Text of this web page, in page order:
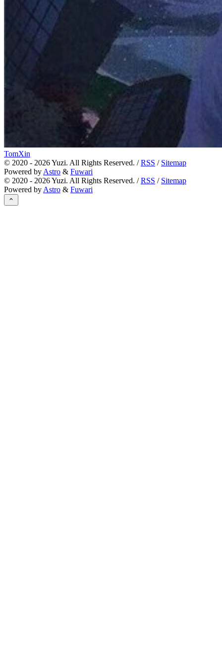
TomXin
© 2020 - 2026Yuzi. All Rights Reserved. /RSS / Sitemap
Powered by Astro & Fuwari
© 2020 - 2026Yuzi. All Rights Reserved. /RSS / Sitemap
Powered by Astro & Fuwari